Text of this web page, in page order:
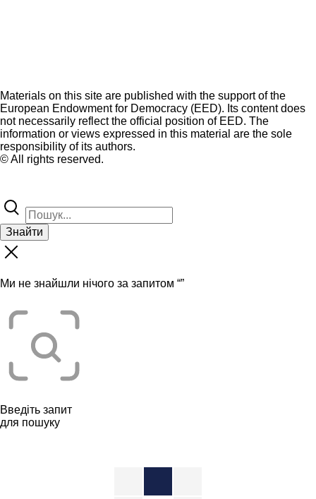
Materials on this site are published with the support of the
European Endowment for Democracy (EED). Its content does
not necessarily reflect the official position of EED. The
information or views expressed in this material are the sole
responsibility of its authors.
© All rights reserved.
Знайти
Ми не знайшли нічого за запитом “”
Введіть запит
для пошуку